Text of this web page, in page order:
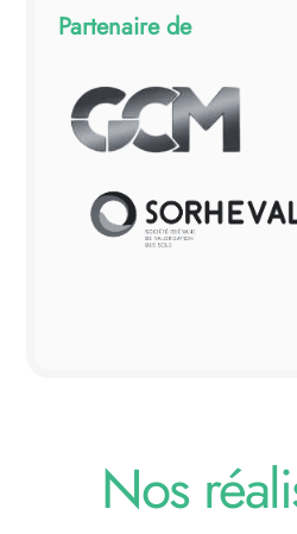
Partenaire de
Click Here
Click Here
Nos